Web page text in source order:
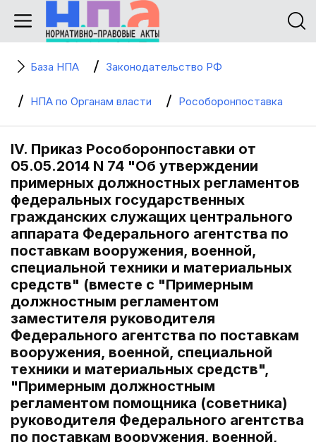
База НПА Законодательство РФ
НПА по Органам власти Рособоронпоставка
IV. Приказ Рособоронпоставки от
05.05.2014 N 74 "Об утверждении
примерных должностных регламентов
федеральных государственных
гражданских служащих центрального
аппарата Федерального агентства по
поставкам вооружения, военной,
специальной техники и материальных
средств" (вместе с "Примерным
должностным регламентом
заместителя руководителя
Федерального агентства по поставкам
вооружения, военной, специальной
техники и материальных средств",
"Примерным должностным
регламентом помощника (советника)
руководителя Федерального агентства
по поставкам вооружения, военной,